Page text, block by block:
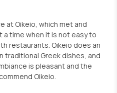
at Oikeio, which met and
time when it is not easy to
restaurants. Oikeio does an
traditional Greek dishes, and
is pleasant and the
Oikeio.